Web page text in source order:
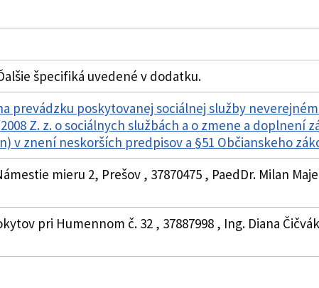
špecifiká uvedené v dodatku.
prevádzku poskytovanej sociálnej služby
Z. z. o sociálnych službách a o zmene a doplnení
v znení neskorších predpisov a §51 Občianskeho
mieru 2, Prešov , 37870475 , PaedDr. Milan
pri Humennom č. 32 , 37887998 , Ing. Diana